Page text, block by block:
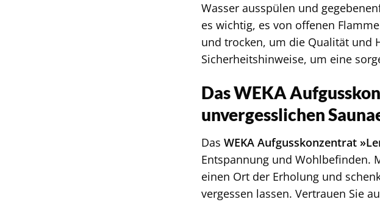
Wasser ausspülen und
es wichtig, es von offenen
und trocken, um die Qualität und
Sicherheitshinweise, um eine
Das WEKA
unvergesslichen
DasWEKA Aufgusskonzentrat
Entspannung und Wohlbefinden.
einen Ort der Erholung und
vergessen lassen. Vertrauen Sie